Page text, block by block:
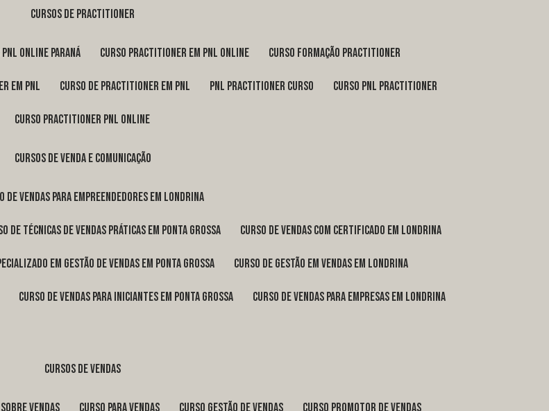
cursos de practitioner
online Paraná curso practitioner em pnl online curso formação practitioner
em pnl curso de practitioner em pnl pnl practitioner curso curso pnl practitioner
curso practitioner pnl online
cursos de venda e comunicação
de vendas para empreendedores em Londrina
de técnicas de vendas práticas em Ponta Grossa curso de vendas com certificado em Londrina
em gestão de vendas em Ponta Grossa curso de gestão em vendas em Londrina
curso de vendas para iniciantes em Ponta Grossa curso de vendas para empresas em Londrina
cursos de vendas
sobre vendas curso para vendas curso gestão de vendas curso promotor de vendas